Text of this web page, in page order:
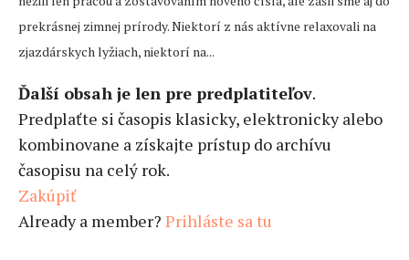
prekrásnej zimnej prírody. Niektorí z nás aktívne relaxovali na
zjazdárskych lyžiach, niektorí na...
Ďalší obsah je len pre predplatiteľov.
Predplaťte si časopis klasicky, elektronicky alebo
kombinovane a získajte prístup do archívu
časopisu na celý rok.
Zakúpiť
Already a member? Prihláste sa tu